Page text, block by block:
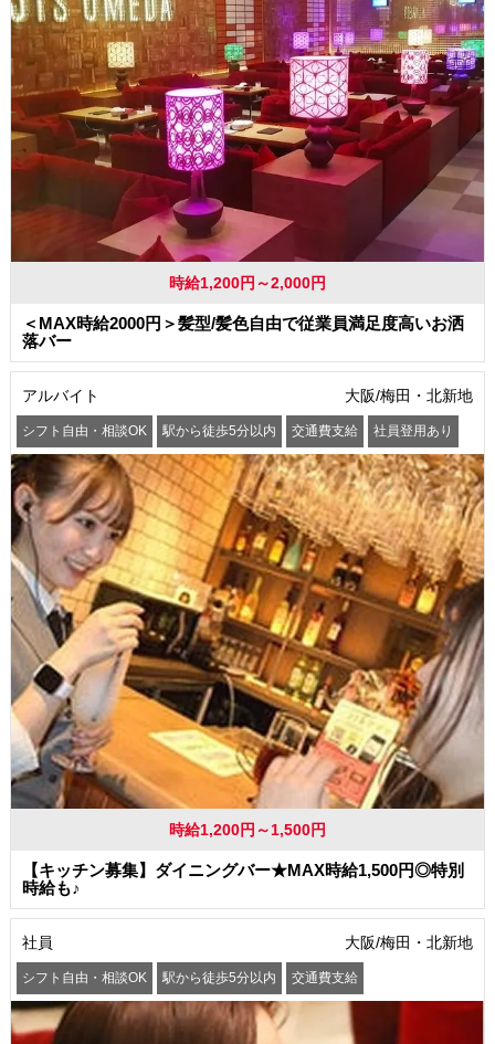
時給1,200円～2,000円
＜MAX時給2000円＞髪型/髪色自由で従業員満足度高いお洒
落バー
アルバイト 大阪/梅田・北新地
シフト自由・相談OK 駅から徒歩5分以内 交通費支給 社員登用あり
時給1,200円～1,500円
【キッチン募集】ダイニングバー★MAX時給1,500円◎特別
時給も♪
社員 大阪/梅田・北新地
シフト自由・相談OK 駅から徒歩5分以内 交通費支給